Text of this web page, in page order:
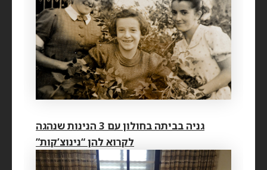
גניה בביתה בחולון עם 3 הנינות שנהגה
לקרוא להן “נינוצ’קות”